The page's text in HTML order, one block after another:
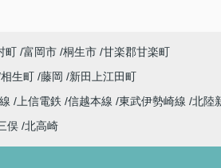
町 富岡市 桐生市 甘楽郡甘楽町
相生町 藤岡
新田上江田町
上信電鉄 信越本線 東武伊勢崎線 北陸
俣 北高崎